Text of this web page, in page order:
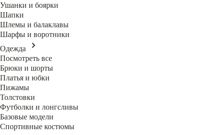
Ушанки и боярки
Шапки
Шлемы и балаклавы
Шарфы и воротники
Одежда
Посмотреть все
Брюки и шорты
Платья и юбки
Пижамы
Толстовки
Футболки и лонгсливы
Базовые модели
Спортивные костюмы